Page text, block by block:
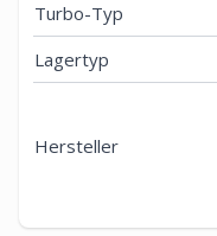
Turbo-Typ
Lagertyp
Hersteller